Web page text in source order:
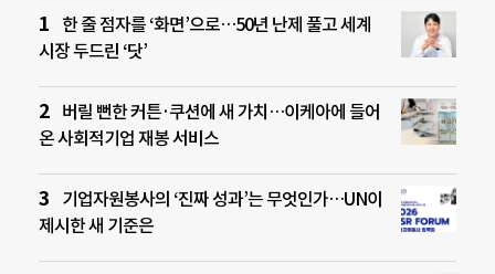
한 줄 점자를 ‘화면’으로…50년 난제 풀고 세계
시장 두드린 ‘닷’
버릴 뻔한 커튼·쿠션에 새 가치…이케아에 들어
온 사회적기업 재봉 서비스
기업자원봉사의 ‘진짜 성과’는 무엇인가…UN이
제시한 새 기준은